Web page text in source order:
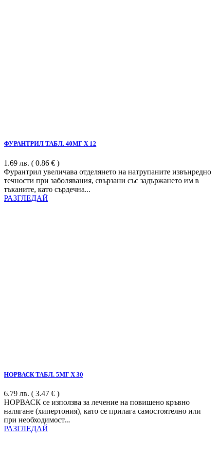
ФУРАНТРИЛ ТАБЛ. 40МГ Х 12
1.69 лв. ( 0.86 € )
Фурантрил увеличава отделянето на натрупаните извънредно
течности при заболявания, свързани със задържането им в
тъканите, като сърдечна...
РАЗГЛЕДАЙ
НОРВАСК ТАБЛ. 5МГ Х 30
6.79 лв. ( 3.47 € )
НОРВАСК се използва за лечение на повишено кръвно
налягане (хипертония), като се прилага самостоятелно или
при необходимост...
РАЗГЛЕДАЙ